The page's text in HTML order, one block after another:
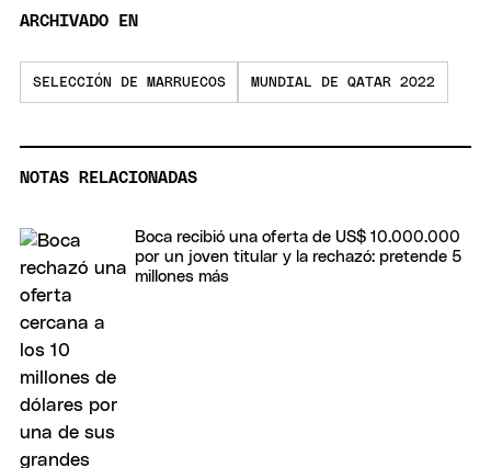
ARCHIVADO EN
SELECCIÓN DE MARRUECOS MUNDIAL DE QATAR 2022
NOTAS RELACIONADAS
Boca recibió una oferta de US$ 10.000.000
por un joven titular y la rechazó: pretende 5
millones más